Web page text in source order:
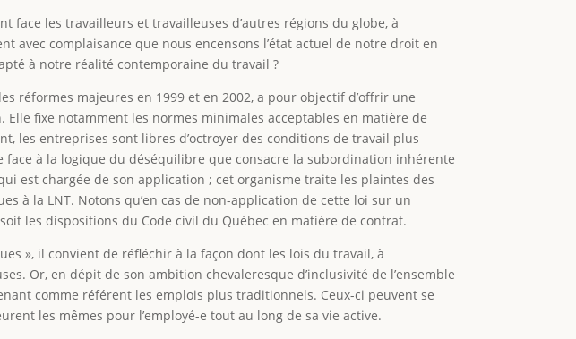
face les travailleurs et travailleuses d’autres régions du globe, à
avec complaisance que nous encensons l’état actuel de notre droit en
à notre réalité contemporaine du travail ?
réformes majeures en 1999 et en 2002, a pour objectif d’offrir une
Elle fixe notamment les normes minimales acceptables en matière de
les entreprises sont libres d’octroyer des conditions de travail plus
face à la logique du déséquilibre que consacre la subordination inhérente
est chargée de son application ; cet organisme traite les plaintes des
à la LNT. Notons qu’en cas de non-application de cette loi sur un
les dispositions du Code civil du Québec en matière de contrat.
», il convient de réfléchir à la façon dont les lois du travail, à
Or, en dépit de son ambition chevaleresque d’inclusivité de l’ensemble
comme référent les emplois plus traditionnels. Ceux-ci peuvent se
les mêmes pour l’employé-e tout au long de sa vie active.